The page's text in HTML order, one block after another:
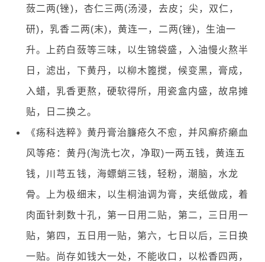
蔹二两(锉)，杏仁三两(汤浸，去皮；尖，双仁，
研)，乳香二两(末)，黄连一，二两(锉)，生油一
升。上药白蔹等三味，以生锦袋盛，入油慢火熬半
日，滤出，下黄丹，以柳木篦搅，候变黑，膏成，
入蜡，乳香更熬，硬软得所，用瓷盒内盛，故帛摊
贴，日二换之。
《疡科选粹》黄丹膏治臁疮久不愈，并风癣疥癞血
风等疮：黄丹(淘洗七次，净取)一两五钱，黄连五
钱，川芎五钱，海螵蛸三钱，轻粉，潮脑，水龙
骨。上为极细末，以生桐油调为膏，夹纸做成，着
肉面针刺数十孔，第一日用二贴，第二，三日用一
贴，第四，五日用一贴，第六，七日以后，三日换
一贴。尚存如钱大一处，不能收口，以松香四两，